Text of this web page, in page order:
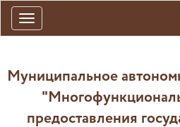
Toggle
navigation
Муниципальное
предоставления